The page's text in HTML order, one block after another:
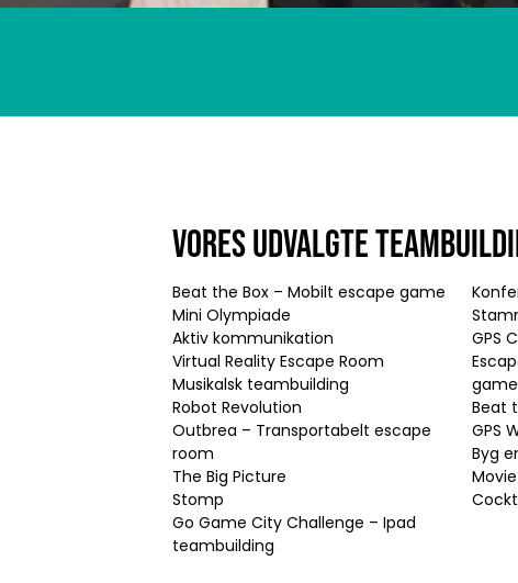
VORES UDVALGTE
Beat the Box – Mobilt escape game
Mini Olympiade
Aktiv kommunikation
Virtual Reality Escape Room
Musikalsk teambuilding
Robot Revolution
Outbrea – Transportabelt escape
room
The Big Picture
Stomp
Go Game City Challenge – Ipad
teambuilding
GPS
game
Beat
GPS
Byg